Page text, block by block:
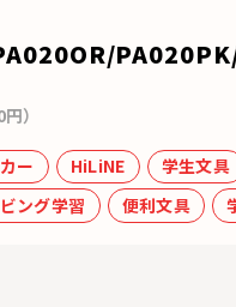
b
k
）
ー HiLiNE 学生文具
ング学習 便利文具